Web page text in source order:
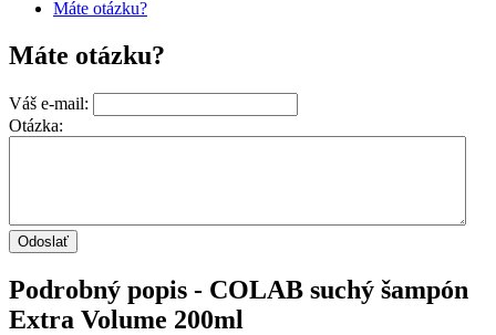
Máte otázku?
Máte otázku?
Váš e-mail:
Otázka:
Podrobný popis - COLAB suchý šampón
Extra Volume 200ml